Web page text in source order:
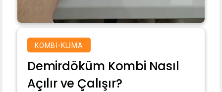
KOMBI-KLIMA
Demirdöküm Kombi Nasıl
Açılır ve Çalışır?